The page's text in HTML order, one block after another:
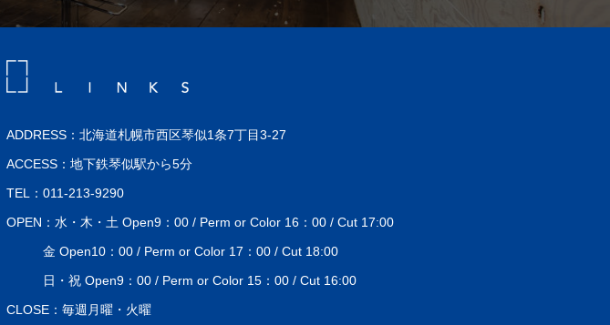
ADDRESS：北海道札幌市西区琴似1条7丁目3-27
ACCESS：地下鉄琴似駅から5分
TEL：011-213-9290
OPEN：水・木・土 Open9：00 / Perm or Color 16：00 / Cut 17:00
金 Open10：00 / Perm or Color 17：00 / Cut 18:00
日・祝 Open9：00 / Perm or Color 15：00 / Cut 16:00
CLOSE：毎週月曜・火曜